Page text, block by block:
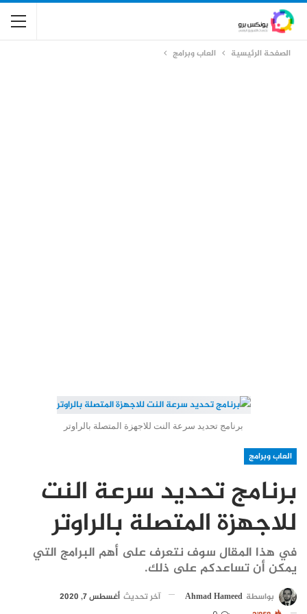
الصفحة الرئيسية العاب وبرامج
برنامج تحديد سرعة النت للاجهزة المتصلة بالراوتر
العاب وبرامج
برنامج تحديد سرعة النت
للاجهزة المتصلة بالراوتر
في هذا المقال سوف نتعرف على أهم البرامج التي
يمكن أن تساعدكم على ذلك.
بواسطة Ahmad Hameed آخر تحديث أغسطس 7, 2020